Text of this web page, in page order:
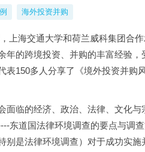
海外投资并购
上海交通大学和荷兰威科集团合
年的跨境投资、并购的丰富经验
150多人分享了《境外投资并购
面临的经济、政治、法律、文化
东道国法律环境调查的要点与调
别是法律环境调查）对于成功实